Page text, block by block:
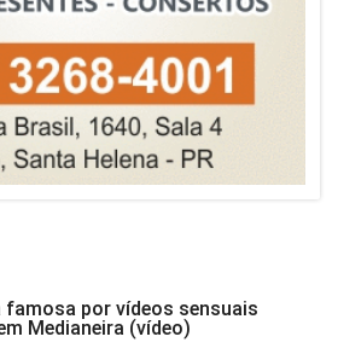
famosa por vídeos sensuais
Medianeira (vídeo)